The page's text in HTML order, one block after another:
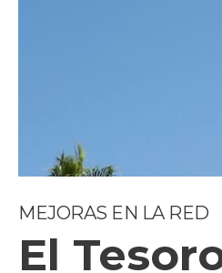
MEJORAS EN LA RED
El